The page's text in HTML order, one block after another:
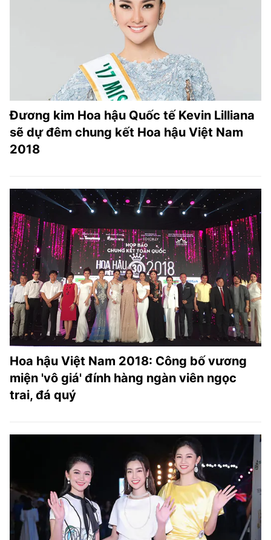
Đương kim Hoa hậu Quốc tế Kevin Lilliana
sẽ dự đêm chung kết Hoa hậu Việt Nam
2018
Hoa hậu Việt Nam 2018: Công bố vương
miện 'vô giá' đính hàng ngàn viên ngọc
trai, đá quý